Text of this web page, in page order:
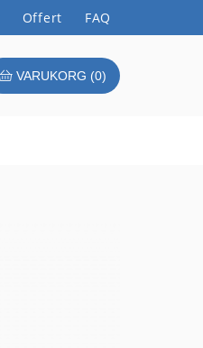
Offert FAQ
VARUKORG (0)